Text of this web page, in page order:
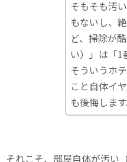
そもそも汚
もないし、
ど、掃除が
い）」は「1
そういうホ
こと自体イ
も後悔します
それこそ、部屋自体が汚い